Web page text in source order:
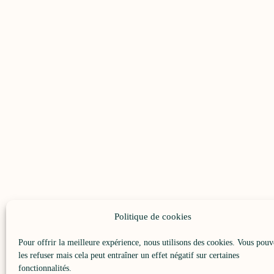
Politique de cookies
Pour offrir la meilleure expérience, nous utilisons des cookies. Vous
les refuser mais cela peut entraîner un effet négatif sur certaines
fonctionnalités.